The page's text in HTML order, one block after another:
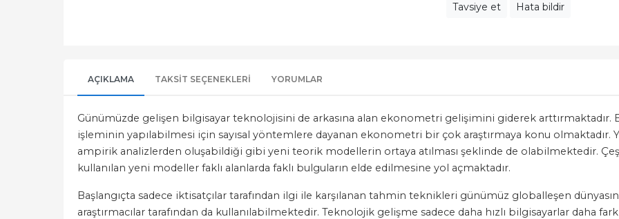
Tavsiye et Hata bildir
AÇIKLAMA TAKSIT SEÇENEKLERI YORUMLAR
Günümüzde gelişen bilgisayar teknolojisini de arkasına alan ekonometri gelişimini giderek arttırmaktadır.
işleminin yapılabilmesi için sayısal yöntemlere dayanan ekonometri bir çok araştırmaya konu olmaktadır.
ampirik analizlerden oluşabildiği gibi yeni teorik modellerin ortaya atılması şeklinde de olabilmektedir.
kullanılan yeni modeller faklı alanlarda faklı bulguların elde edilmesine yol açmaktadır.
Başlangıçta sadece iktisatçılar tarafından ilgi ile karşılanan tahmin teknikleri günümüz globalleşen
araştırmacılar tarafından da kullanılabilmektedir. Teknolojik gelişme sadece daha hızlı bilgisayarlar daha